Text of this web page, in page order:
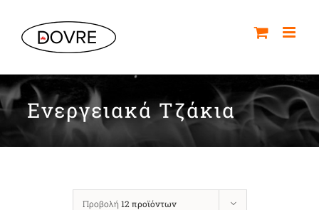
Ενεργειακά Τζάκια
Προβολή 12 προϊόντων